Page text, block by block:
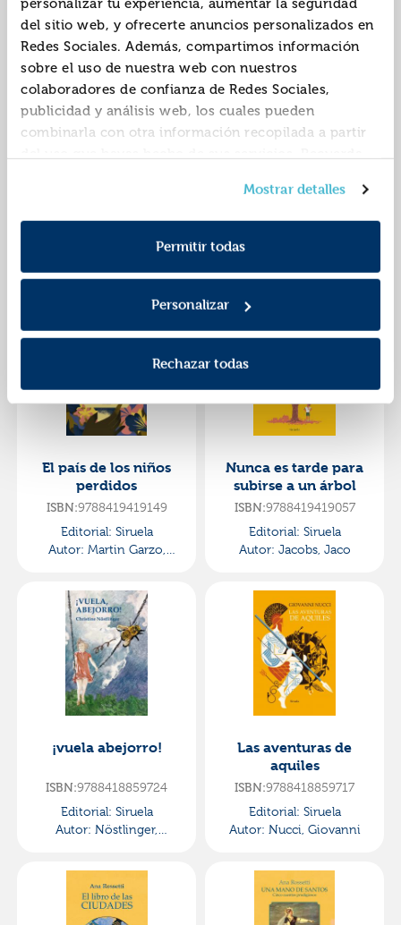
personalizar tu experiencia, aumentar la seguridad
del sitio web, y ofrecerte anuncios personalizados en
Redes Sociales. Además, compartimos información
sobre el uso de nuestra web con nuestros
colaboradores de confianza de Redes Sociales,
publicidad y análisis web, los cuales pueden
combinarla con otra información recopilada a partir
consentimiento en cualquier momento. Para más
información consulta laPolítica de Cookiesy la
Política de Privacidad.
Mostrar detalles
Permitir todas
Personalizar
Rechazar todas
George Lancelyn
del mundo
Autor:Nucci, Giovanni
En el país de
pérez
El país de los niños
perdidos
ISBN:9788419419149
Editorial: Siruela
Autor: Martin Garzo,
Nunca es tarde para
subirse a un árbol
ISBN:9788419419057
Editorial: Siruela
Autor: Jacobs, Jaco
¡vuela abejorro!
ISBN:9788418859724
Editorial: Siruela
Autor: Nöstlinger,
Las aventuras de
aquiles
ISBN:9788418859717
Editorial: Siruela
Autor: Nucci, Giovanni